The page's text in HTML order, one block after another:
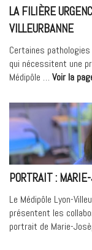
LA FILIÈRE
VILLEURBANNE
Certaines
qui nécessitent une
Médipôle … Voir la
PORTRAIT :
Le Médipôle Lyon-
présentent les
portrait de Marie-